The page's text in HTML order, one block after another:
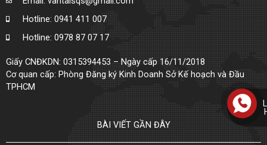
Hotline: 0941 411 007
Hotline: 0978 87 07 17
Giấy CNĐKDN: 0315394453 – Ngày cấp 16/11/2018
Cơ quan cấp: Phòng Đăng ký Kinh Doanh Sở Kế hoạch và Đầu
TPHCM
BÀI VIẾT GẦN ĐÂY